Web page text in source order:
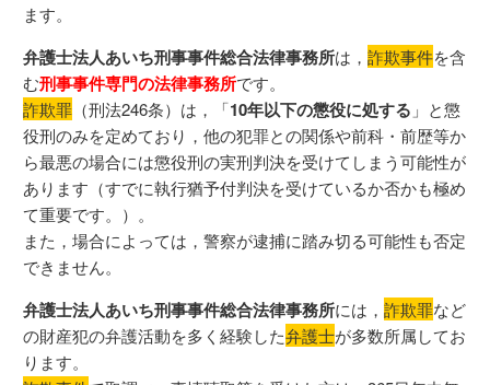
ます。
弁護士法人あいち刑事事件総合法律事務所は，詐欺事件を含
む刑事事件専門の法律事務所です。
詐欺罪 （刑法246条）は，「10年以下の懲役に処する 」と懲
役刑のみを定めており，他の犯罪との関係や前科・前歴等か
ら最悪の場合には懲役刑の実刑判決を受けてしまう可能性が
あります（すでに執行猶予付判決を受けているか否かも極め
て重要です。）。
また，場合によっては，警察が逮捕に踏み切る可能性も否定
できません。
弁護士法人あいち刑事事件総合法律事務所には，詐欺罪など
の財産犯の弁護活動を多く経験した弁護士が多数所属してお
ります。